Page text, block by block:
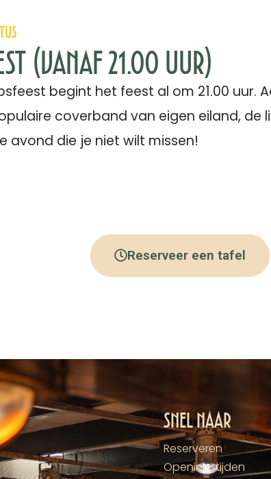
(vanaf 21.00 uur)
begint het feest al om 21.00 uur.
coverband van eigen eiland, de
avond die je niet wilt missen!
Reserveer een tafel
Snel naar
Reserveren
Openingstijden